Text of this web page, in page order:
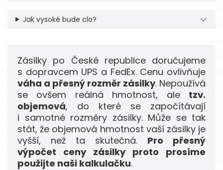
Jak vysoké bude clo?
Zásilky po České republice doručujeme
s dopravcem UPS a FedEx. Cenu ovlivňuje
váha a přesný rozměr zásilky. Nepoužívá
se ovšem reálná hmotnost, ale tzv.
objemová, do které se započítávají
i samotné rozměry zásilky. Může se tak
stát, že objemová hmotnost vaší zásilky je
vyšší, než ta skutečná. Pro přesný
výpočet ceny zásilky proto prosíme
použijte naši kalkulačku.